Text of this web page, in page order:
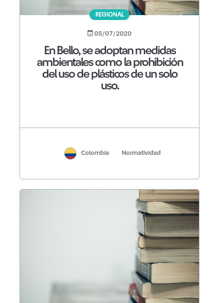
REGIONAL
05/07/2020
En Bello, se adoptan medidas
ambientales como la prohibición
del uso de plásticos de un solo
uso.
Colombia Normatividad